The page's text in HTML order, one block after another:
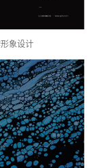
象设计